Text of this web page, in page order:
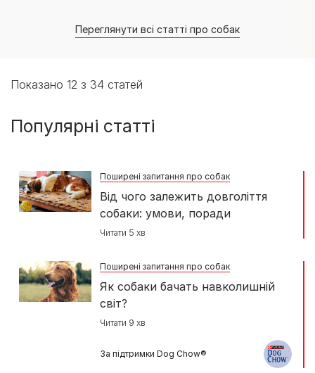
Переглянути всі статті про собак
Показано 12 з 34 статей
Популярні статті
Поширені запитання про собак
Від чого залежить довголіття
собаки: умови, поради
Читати 5 хв
Поширені запитання про собак
Як собаки бачать навколишній
світ?
Читати 9 хв
За підтримки Dog Chow®